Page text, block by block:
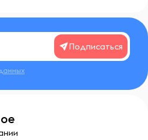
Подписаться